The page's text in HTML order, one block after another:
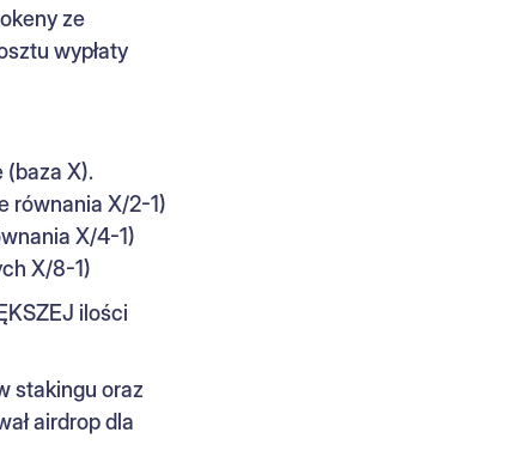
ze
wypłaty
(baza X).
równania X/2-1)
X/4-1)
X/8-1)
ilości
stakingu oraz
airdrop dla